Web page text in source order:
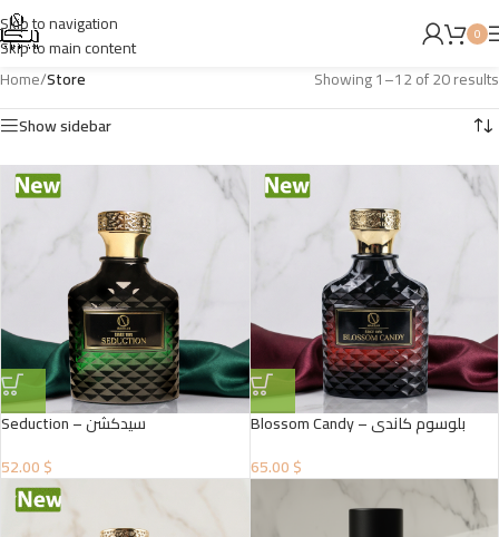
Skip to navigation
Skip to main content
0
Home/Store
Showing 1–12 of 20 results
Show sidebar
Seduction – سيدكشن
52.00 $
Blossom Candy – بلوسوم كاندي
65.00 $